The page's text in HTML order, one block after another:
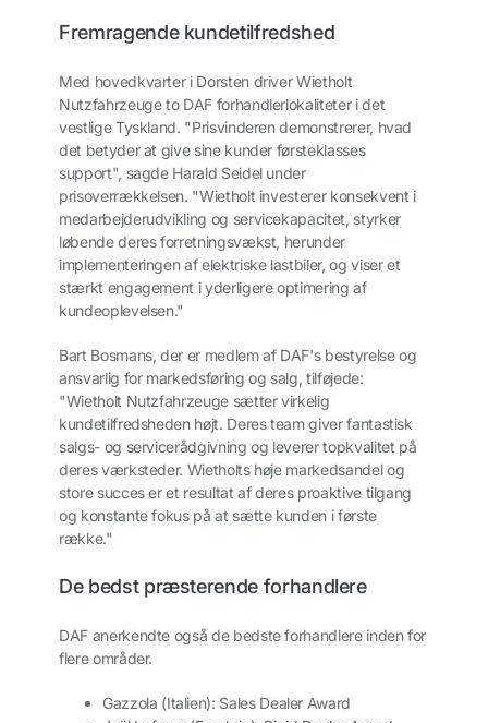
Fremragende kundetilfredshed
Med hovedkvarter i Dorsten driver Wietholt
Nutzfahrzeuge to DAF forhandlerlokaliteter i det
vestlige Tyskland. "Prisvinderen demonstrerer, hvad
det betyder at give sine kunder førsteklasses
support", sagde Harald Seidel under
prisoverrækkelsen. "Wietholt investerer konsekvent i
medarbejderudvikling og servicekapacitet, styrker
løbende deres forretningsvækst, herunder
implementeringen af elektriske lastbiler, og viser et
stærkt engagement i yderligere optimering af
kundeoplevelsen."
Bart Bosmans, der er medlem af DAF's bestyrelse og
ansvarlig for markedsføring og salg, tilføjede:
"Wietholt Nutzfahrzeuge sætter virkelig
kundetilfredsheden højt. Deres team giver fantastisk
salgs- og servicerådgivning og leverer topkvalitet på
deres værksteder. Wietholts høje markedsandel og
store succes er et resultat af deres proaktive tilgang
og konstante fokus på at sætte kunden i første
række."
De bedst præsterende forhandlere
DAF anerkendte også de bedste forhandlere inden for
flere områder.
Gazzola (Italien): Sales Dealer Award